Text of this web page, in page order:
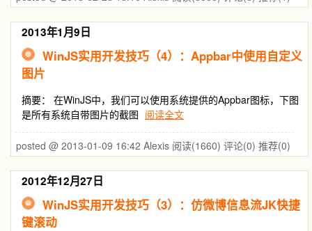
2013年1月9日
WinJS实用开发技巧（4）：Appbar中使用自定义
图片
摘要： 在WinJS中，我们可以使用系统提供的Appbar图标，下图
是所有系统自带图片的截图 阅读全文
posted @ 2013-01-09 16:42 Alexis 阅读(1660) 评论(0) 推荐(0)
2012年12月27日
WinJS实用开发技巧（3）：仿微博信息流JK快捷
键滚动